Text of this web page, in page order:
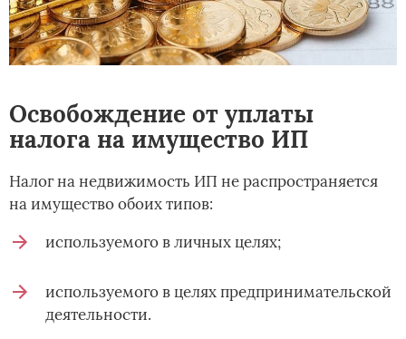
Освобождение от уплаты
налога на имущество ИП
Налог на недвижимость ИП не распространяется
на имущество обоих типов:
используемого в личных целях;
используемого в целях предпринимательской
деятельности.